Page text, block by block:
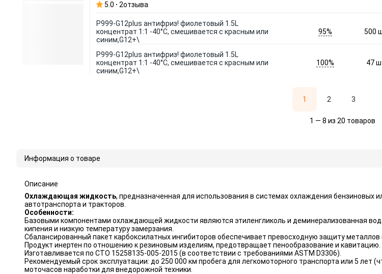
5.0 2отзыва
P999-G12plus антифриз! фиолетовый 1.5L
концентрат 1:1 -40°C, смешивается с красным или
синим,G12+\
95% 500
P999-G12plus антифриз! фиолетовый 1.5L
концентрат 1:1 -40°C, смешивается с красным или
синим,G12+\
100% 47
1 2 3
1 — 8 из 20 товаров
Информация о товаре
Описание
Охлаждающая жидкость, предназначенная для использования в системах охлаждения бензиновых
автотранспорта и тракторов.
Особенности:
Базовыми компонентами охлаждающей жидкости являются этиленгликоль и деминерализованная
кипения и низкую температуру замерзания.
Сбалансированный пакет карбоксилатных ингибиторов обеспечивает превосходную защиту металлов
Продукт инертен по отношению к резиновым изделиям, предотвращает пенообразование и кавитацию.
Изготавливается по СТО 15258135-005-2015 (в соответствии с требованиями ASTM D3306).
Рекомендуемый срок эксплуатации: до 250 000 км пробега для легкомоторного транспорта или 5 лет
моточасов наработки для внедорожной техники.